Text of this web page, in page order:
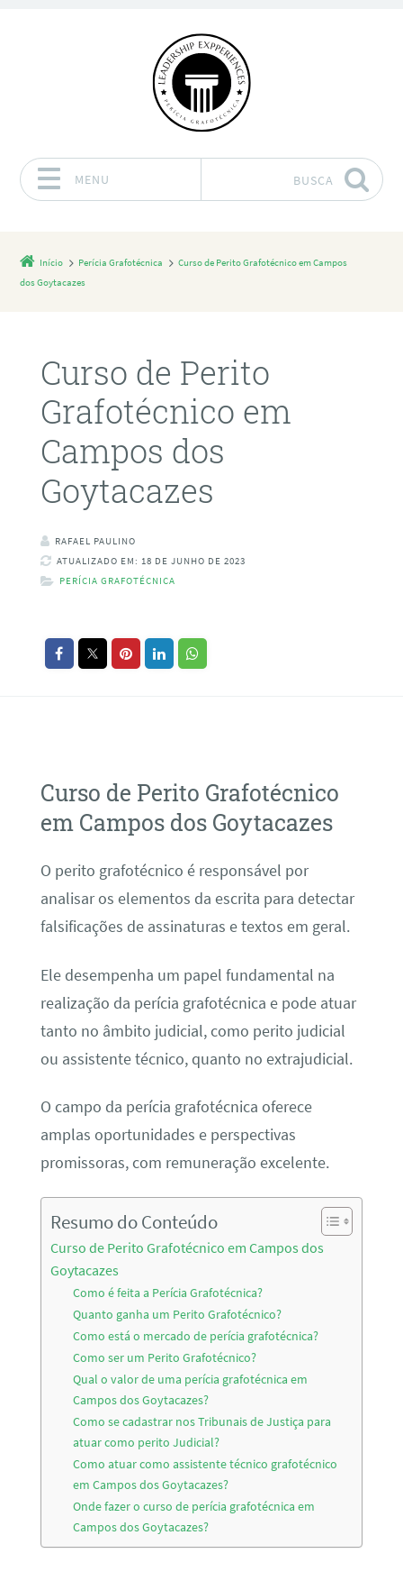
MENU BUSCA
Início Perícia Grafotécnica
Curso de Perito Grafotécnico em Campos
dos Goytacazes
Curso de Perito
Grafotécnico em
Campos dos
Goytacazes
RAFAEL PAULINO
ATUALIZADO EM: 18 DE JUNHO DE 2023
PERÍCIA GRAFOTÉCNICA
Curso de Perito Grafotécnico
em Campos dos Goytacazes
O perito grafotécnico é responsável por
analisar os elementos da escrita para detectar
falsificações de assinaturas e textos em geral.
Ele desempenha um papel fundamental na
realização da perícia grafotécnica e pode atuar
tanto no âmbito judicial, como perito judicial
ou assistente técnico, quanto no extrajudicial.
O campo da perícia grafotécnica oferece
amplas oportunidades e perspectivas
promissoras, com remuneração excelente.
Resumo do Conteúdo
Curso de Perito Grafotécnico em Campos dos
Goytacazes
Como é feita a Perícia Grafotécnica?
Quanto ganha um Perito Grafotécnico?
Como está o mercado de perícia grafotécnica?
Como ser um Perito Grafotécnico?
Qual o valor de uma perícia grafotécnica em
Campos dos Goytacazes?
Como se cadastrar nos Tribunais de Justiça para
atuar como perito Judicial?
Como atuar como assistente técnico grafotécnico
em Campos dos Goytacazes?
Onde fazer o curso de perícia grafotécnica em
Campos dos Goytacazes?